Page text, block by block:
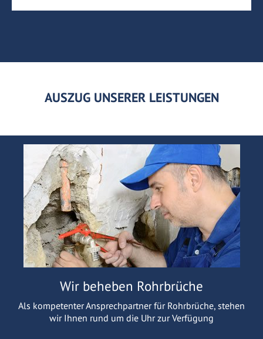
AUSZUG UNSERER LEISTUNGEN
Wir beheben Rohrbrüche
Als kompetenter Ansprechpartner für Rohrbrüche, stehen
wir Ihnen rund um die Uhr zur Verfügung